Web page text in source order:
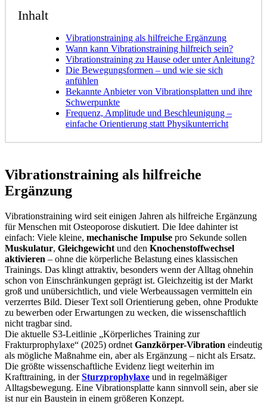
Inhalt
Vibrationstraining als hilfreiche Ergänzung
Wann kann Vibrationstraining hilfreich sein?
Vibrationstraining zu Hause oder unter Anleitung?
Die Bewegungsformen – und wie sie sich
anfühlen
Bekannte Anbieter von Vibrationsplatten und ihre
Schwerpunkte
Frequenz, Amplitude und Beschleunigung –
einfache Orientierung statt Physikunterricht
Vibrationstraining als hilfreiche
Ergänzung
Vibrationstraining wird seit einigen Jahren als hilfreiche Ergänzung
für Menschen mit Osteoporose diskutiert. Die Idee dahinter ist
einfach: Viele kleine, mechanische Impulse pro Sekunde sollen
Muskulatur, Gleichgewicht und den Knochenstoffwechsel
aktivieren – ohne die körperliche Belastung eines klassischen
Trainings. Das klingt attraktiv, besonders wenn der Alltag ohnehin
schon von Einschränkungen geprägt ist. Gleichzeitig ist der Markt
groß und unübersichtlich, und viele Werbeaussagen vermitteln ein
verzerrtes Bild. Dieser Text soll Orientierung geben, ohne Produkte
zu bewerben oder Erwartungen zu wecken, die wissenschaftlich
nicht tragbar sind.
Die aktuelle S3-Leitlinie „Körperliches Training zur
Frakturprophylaxe“ (2025) ordnet Ganzkörper-Vibration eindeutig
als mögliche Maßnahme ein, aber als Ergänzung – nicht als Ersatz.
Die größte wissenschaftliche Evidenz liegt weiterhin im
Krafttraining, in derSturzprophylaxe und in regelmäßiger
Alltagsbewegung. Eine Vibrationsplatte kann sinnvoll sein, aber sie
ist nur ein Baustein in einem größeren Konzept.